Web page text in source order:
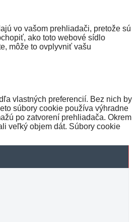
vo vašom prehliadači, pretože sú
ako toto webové sídlo
môže to ovplyvniť vašu
vlastných preferencií. Bez nich by
súbory cookie používa výhradne
po zatvorení prehliadača. Okrem
veľký objem dát. Súbory cookie